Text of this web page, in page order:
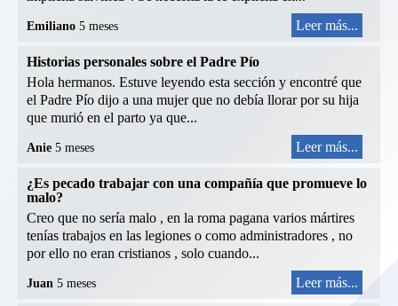
Emiliano 5 meses Leer más...
Historias personales sobre el Padre Pío
Hola hermanos. Estuve leyendo esta sección y encontré que
el Padre Pío dijo a una mujer que no debía llorar por su hija
que murió en el parto ya que...
Anie 5 meses Leer más...
¿Es pecado trabajar con una compañía que promueve lo
malo?
Creo que no sería malo , en la roma pagana varios mártires
tenías trabajos en las legiones o como administradores , no
por ello no eran cristianos , solo cuando...
Juan 5 meses Leer más...